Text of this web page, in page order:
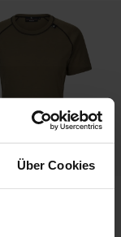
Über Cookies